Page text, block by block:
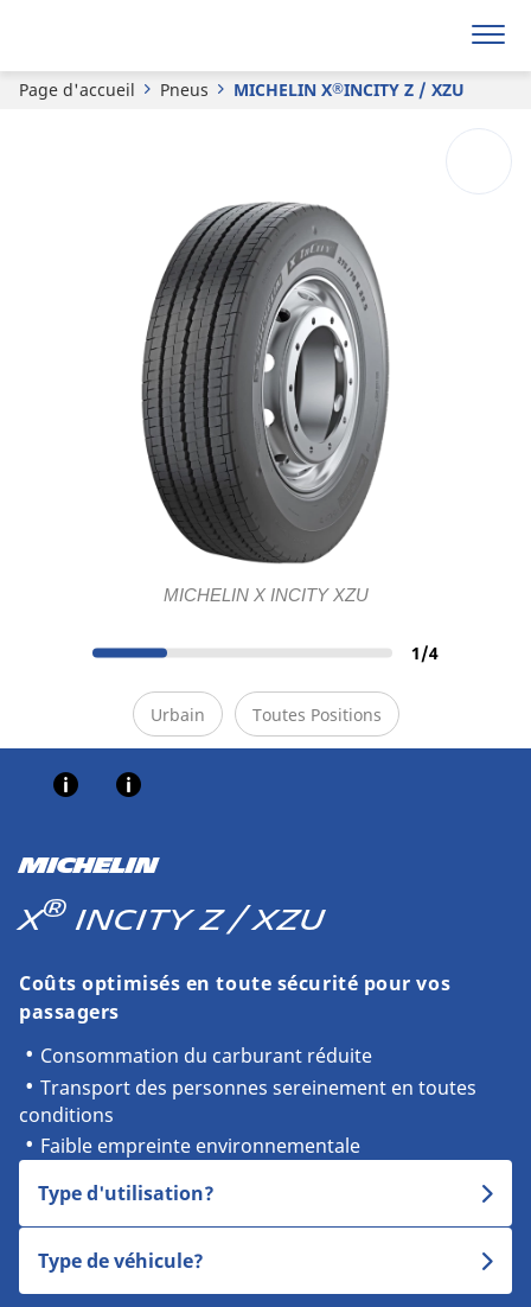
Page d'accueil Pneus MICHELIN X®INCITY Z / XZU
MICHELIN X INCITY XZU
1/4
Urbain Toutes Positions
MICHELIN
X® INCITY Z / XZU
Coûts optimisés en toute sécurité pour vos
passagers
Consommation du carburant réduite
Transport des personnes sereinement en toutes
conditions
Faible empreinte environnementale
Type d'utilisation?
Type de véhicule?